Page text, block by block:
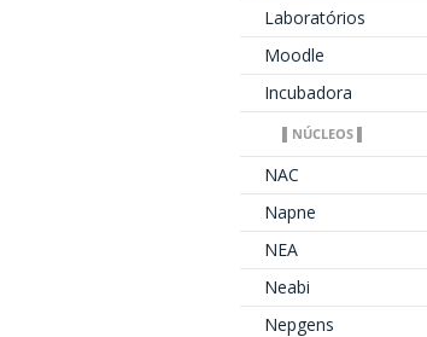
Laboratórios
Moodle
Incubadora
▌NÚCLEOS ▌
NAC
Napne
NEA
Neabi
Nepgens